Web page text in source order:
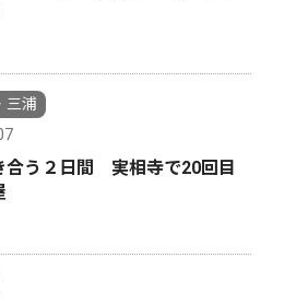
三浦
合う２日間 実相寺で20回目